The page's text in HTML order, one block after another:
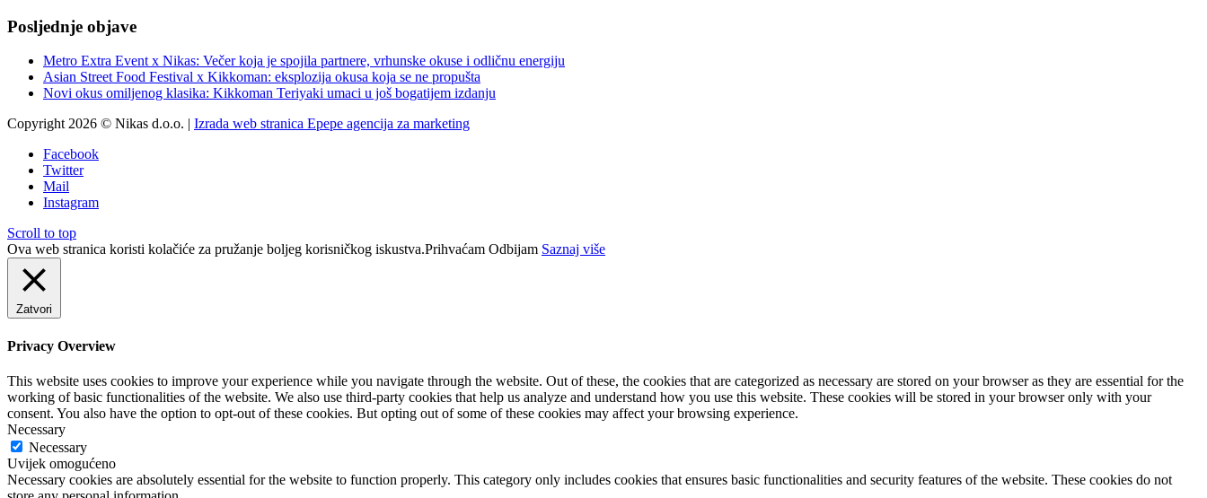
Posljednje objave
Metro Extra Event x Nikas: Večer koja je spojila partnere, vrhunske okuse i odličnu energiju
Asian Street Food Festival x Kikkoman: eksplozija okusa koja se ne propušta
Novi okus omiljenog klasika: Kikkoman Teriyaki umaci u još bogatijem izdanju
Copyright 2026 © Nikas d.o.o. | Izrada web stranica Epepe agencija za marketing
Facebook
Twitter
Mail
Instagram
Scroll to top
Ova web stranica koristi kolačiće za pružanje boljeg korisničkog iskustva.Prihvaćam Odbijam Saznaj više
Zatvori
Privacy Overview
This website uses cookies to improve your experience while you navigate through the website. Out of these, the cookies that are categorized as necessary are stored on your browser as they are essential for the
working of basic functionalities of the website. We also use third-party cookies that help us analyze and understand how you use this website. These cookies will be stored in your browser only with your
consent. You also have the option to opt-out of these cookies. But opting out of some of these cookies may affect your browsing experience.
Necessary
Necessary
Uvijek omogućeno
Necessary cookies are absolutely essential for the website to function properly. This category only includes cookies that ensures basic functionalities and security features of the website. These cookies do not